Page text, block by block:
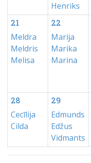
Henriks
21
Meldra
Meldris
Melisa
22
Marija
Marika
Marina
28
Cecīlija
Cilda
29
Edmunds
Edžus
Vidmants